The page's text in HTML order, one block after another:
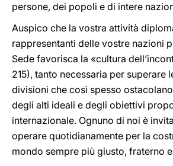
persone, dei popoli e di intere
Auspico che la vostra attività
rappresentanti delle vostre nazioni
Sede favorisca la «cultura
215), tanto necessaria per superare
divisioni che così spesso
degli alti ideali e degli obiettivi
internazionale. Ognuno di noi è
operare quotidianamente per la
mondo sempre più giusto, fraterno